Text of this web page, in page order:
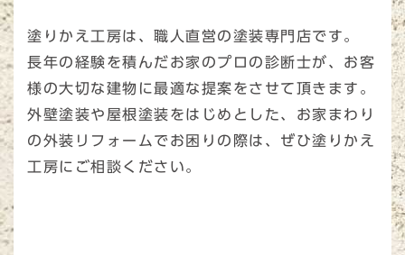
塗りかえ工房は、職人直営の塗装専門店です。
長年の経験を積んだお家のプロの診断士が、お客
様の大切な建物に最適な提案をさせて頂きます。
外壁塗装や屋根塗装をはじめとした、お家まわり
の外装リフォームでお困りの際は、ぜひ塗りかえ
工房にご相談ください。